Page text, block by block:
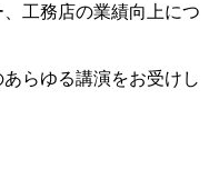
工務店の業績向上につ
らゆる講演をお受けし